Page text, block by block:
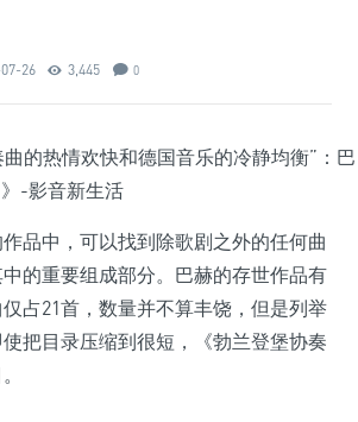
26 3,445 0
品中，可以找到除歌剧之外的任何曲
的重要组成部分。巴赫的存世作品有
占21首，数量并不算丰饶，但是列举
把目录压缩到很短，《勃兰登堡协奏